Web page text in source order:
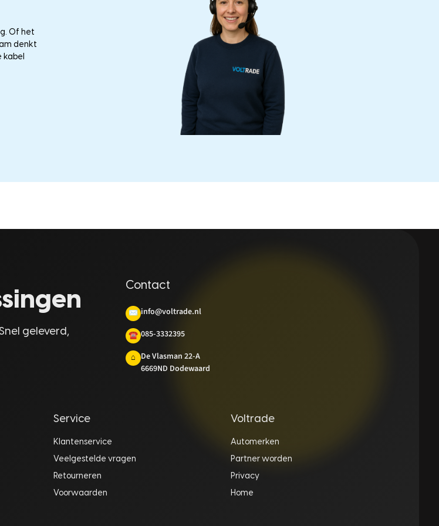
Of het
denkt
kabel
geleverd,
Contact
✉ info@voltrade.nl
☎ 085-3332395
⌂
De Vlasman 22-A
6669ND Dodewaard
Service
Klantenservice
Veelgestelde vragen
Retourneren
Voorwaarden
Voltrade
Automerken
Partner worden
Privacy
Home